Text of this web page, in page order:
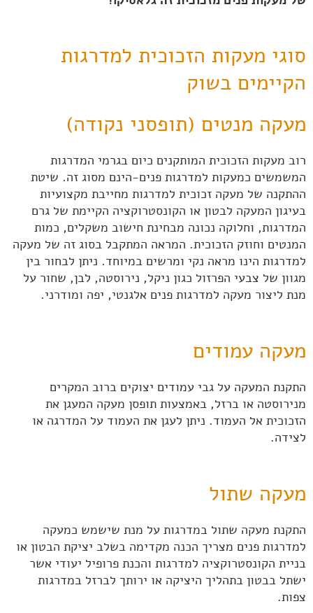
סוגי מעקות הזכוכית למדרגות
הקיימים בשוק
מעקה מנטים (תופסני נקודה)
רוב מעקות הזכוכית המותקנים כיום בגרמי המדרגות
המשמשים כמעקות למדרגות פנים-הינם מסוג זה. שיטת
ההתקנה של מעקה זכוכית למדרגות מחייבת מקצועיות
בעיגון המעקה לבטון או הקונסטרוקציה הקיימת של גרם
המדרגות, וחלוקה נכונה מבחינת חישוב משקלים, כמות
המנטים וחוזק הזכוכית. המראה המתקבל בסוג זה של מעקה
למדרגות הינו מראה נקי ומרשים במיוחד. ניתן לבחור בין
מגוון של צבעי הפרזול כגון ניקל, נירוסטה, לבן, שחור על
מנת ליצור מעקה למדרגות פנים אלגנטי, יפה ומודרני.
מעקה עמודים
התקנת המעקה על גבי עמודים יצוקים ברוב המקרים
מנירוסטה או ברזל, באמצעות תופסן מעקה המעגן את
הזכוכית אל העמוד. ניתן לעגן את העמוד על המדרגה או
לצידה.
מעקה שתול
התקנת מעקה שתול במדרגות על מנת שישמש כמעקה
למדרגות פנים מצריך הכנה מקדימה בשלב יציקת הבטון או
בניית הקונסטרוקציה למדרגות והכנת פרופיל יעודי אשר
ישתל בבטון בתהליך היציקה או ירותך לברזל במדרגות
צפות.